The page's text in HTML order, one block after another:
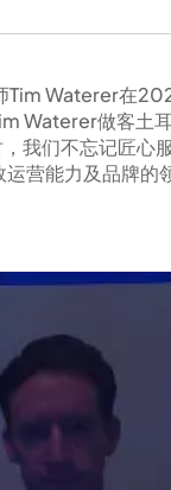
Tim Waterer
Waterer做客土
我们不忘记匠
营能力及品牌